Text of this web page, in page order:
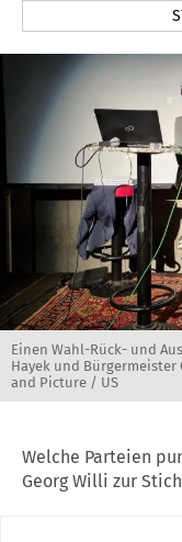
Einen Wahl-Rück- und
Hayek und Bürgermeister
and Picture / US
Welche Parteien
Georg Willi zur